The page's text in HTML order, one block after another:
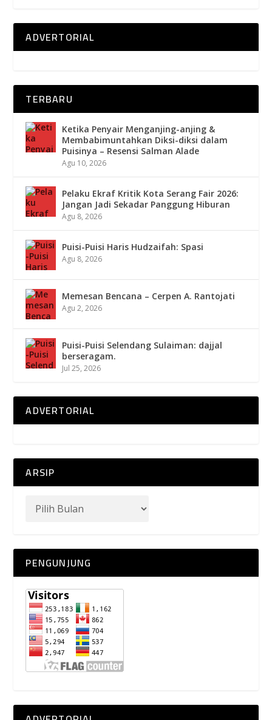
ADVERTORIAL
TERBARU
Ketika Penyair Menganjing-anjing &
Membabimuntahkan Diksi-diksi dalam
Puisinya – Resensi Salman Alade
Agu 10, 2026
Pelaku Ekraf Kritik Kota Serang Fair 2026:
Jangan Jadi Sekadar Panggung Hiburan
Agu 8, 2026
Puisi-Puisi Haris Hudzaifah: Spasi
Agu 8, 2026
Memesan Bencana – Cerpen A. Rantojati
Agu 2, 2026
Puisi-Puisi Selendang Sulaiman: dajjal
berseragam.
Jul 25, 2026
ADVERTORIAL
ARSIP
PENGUNJUNG